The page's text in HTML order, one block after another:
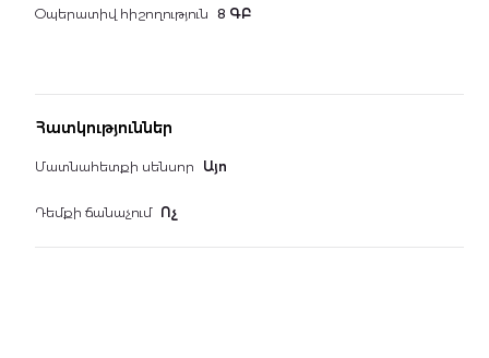
Օպերատիվ հիշողություն 8 ԳԲ
Հատկություններ
Մատնահետքի սենսոր Այո
Դեմքի ճանաչում Ոչ